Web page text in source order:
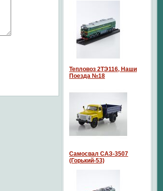
Тепловоз 2ТЭ116, Наши
Поезда №18
Самосвал САЗ-3507
(Горький-53)